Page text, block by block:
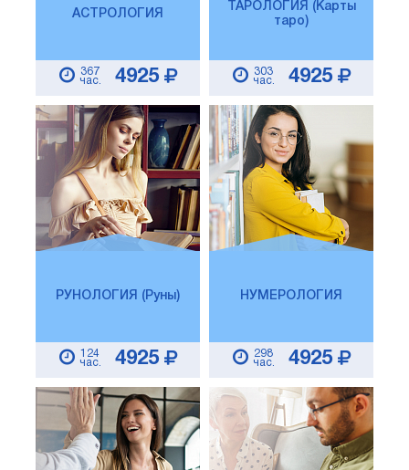
АСТРОЛОГИЯ
367
час.
4925
ТАРОЛОГИЯ (Карты
таро)
303
час.
4925
РУНОЛОГИЯ (Руны)
124
час.
4925
НУМЕРОЛОГИЯ
298
час.
4925